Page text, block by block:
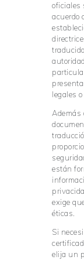
oficiales
acuerdo
legales
Además
están
exige
éticas.
Si
elija un